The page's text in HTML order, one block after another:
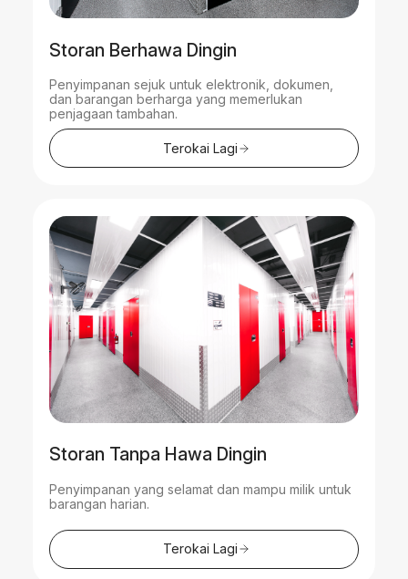
Storan Berhawa Dingin
Penyimpanan sejuk untuk elektronik, dokumen,
dan barangan berharga yang memerlukan
penjagaan tambahan.
Terokai Lagi
Storan Tanpa Hawa Dingin
Penyimpanan yang selamat dan mampu milik untuk
barangan harian.
Terokai Lagi